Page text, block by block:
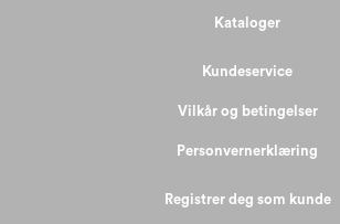
Kataloger
Kundeservice
Vilkår og betingelser
Personvernerklæring
Registrer deg som kunde